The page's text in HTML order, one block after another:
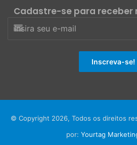
Cadastre-se para receber
© Copyright 2026, Todos os direitos
por: Yourtag